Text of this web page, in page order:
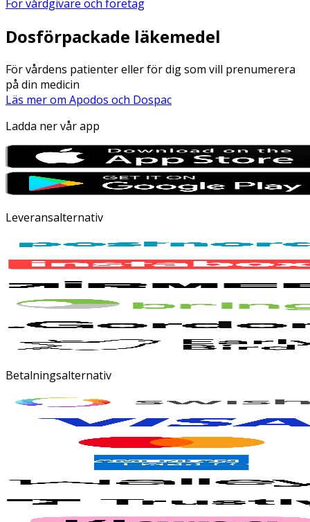
För vårdgivare och företag
Dosförpackade läkemedel
För vårdens patienter eller för dig som vill prenumerera
på din medicin
Läs mer om Apodos och Dospac
Ladda ner vår app
Leveransalternativ
Betalningsalternativ